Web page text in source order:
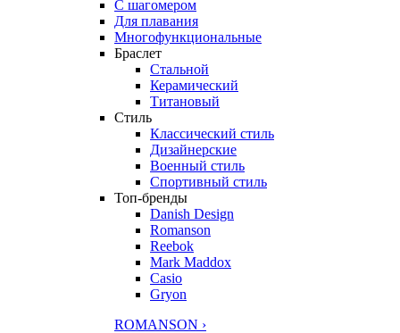
С шагомером
Для плавания
Многофункциональные
Браслет
Стальной
Керамический
Титановый
Стиль
Классический стиль
Дизайнерские
Военный стиль
Спортивный стиль
Топ-бренды
Danish Design
Romanson
Reebok
Mark Maddox
Casio
Gryon
ROMANSON ›